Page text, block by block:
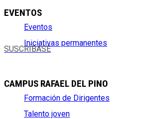
EVENTOS
Eventos
Iniciativas permanentes
SUSCRÍBASE
CAMPUS RAFAEL DEL PINO
Formación de Dirigentes
Talento joven